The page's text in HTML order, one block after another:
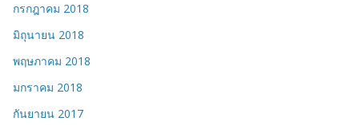
กรกฎาคม 2018
มิถุนายน 2018
พฤษภาคม 2018
มกราคม 2018
กันยายน 2017